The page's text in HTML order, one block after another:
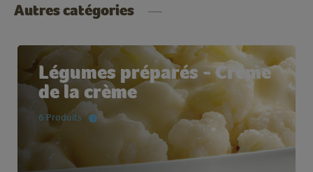
Autres catégories
Légumes préparés - Crème
de la crème
6 Produits